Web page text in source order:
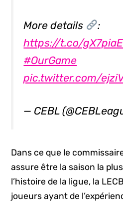
More details
:
https://t.co/
#OurGame
pic.twitter.com/
— CEBL
Dans ce que le
assure être la saison la
l’histoire de la ligue, la
joueurs ayant de